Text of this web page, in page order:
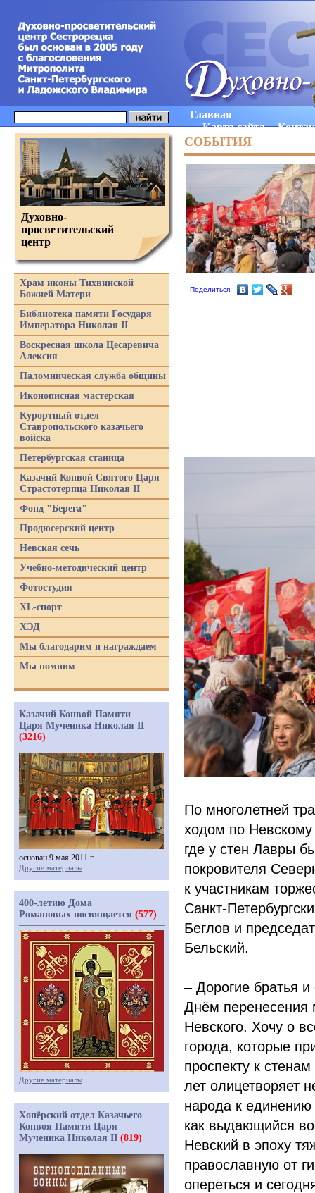
Главная
Карта сайта
СОБЫТИЯ
Поделиться
По многолетней
ходом по
где у стен Лавры
покровителя
к участникам
Санкт-
Беглов и
Бельский.
– Дорогие братья
Днём перенесения
Невского. Хочу о
города, которые
проспекту к
лет олицетворяет
народа к
как выдающийся
Невский в эпоху
православную от
опереться и
Духовно-
просветительский
центр
Храм иконы Тихвинской
Божией Матери
Библиотека памяти Государя
Императора Николая II
Воскресная школа Цесаревича
Алексия
Паломническая служба общины
Иконописная мастерская
Курортный отдел
Ставропольского казачьего
войска
Петербургская станица
Казачий Конвой Святого Царя
Страстотерпца Николая II
Фонд "Берега"
Продюсерский центр
Невская сечь
Учебно-методический центр
Фотостудия
XL-спорт
ХЭД
Мы благодарим и награждаем
Мы помним
Казачий Конвой Памяти
Царя Мученика Николая II
(3216)
основан 9 мая 2011 г.
Другие материалы
400-летию Дома
Романовых посвящается (577)
Другие материалы
Хопёрский отдел Казачьего
Конвоя Памяти Царя
Мученика Николая II (819)